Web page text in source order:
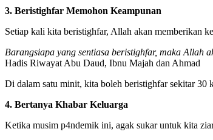
3. Beristighfar Memohon Keampunan
Setiap kali kita beristighfar, Allah akan memberikan
Barangsiapa yang sentiasa beristighfar, maka Allah
Hadis Riwayat Abu Daud, Ibnu Majah dan Ahmad
Di dalam satu minit, kita boleh beristighfar sekitar 30
4. Bertanya Khabar Keluarga
Ketika musim p4ndemik ini, agak sukar untuk kita